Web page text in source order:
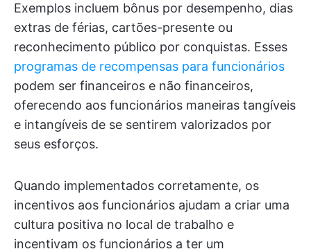
Exemplos incluem bônus por desempenho, dias
extras de férias, cartões-presente ou
reconhecimento público por conquistas. Esses
programas de recompensas para funcionários
podem ser financeiros e não financeiros,
oferecendo aos funcionários maneiras tangíveis
e intangíveis de se sentirem valorizados por
seus esforços.
Quando implementados corretamente, os
incentivos aos funcionários ajudam a criar uma
cultura positiva no local de trabalho e
incentivam os funcionários a ter um